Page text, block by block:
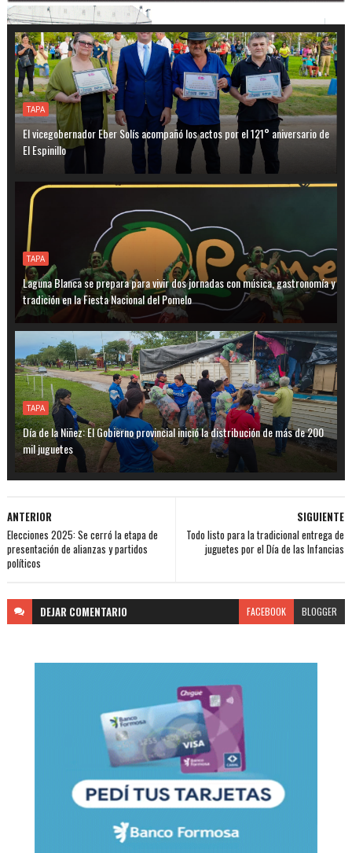
TAPA
El vicegobernador Eber Solís acompañó los actos por el 121° aniversario de
El Espinillo
TAPA
Laguna Blanca se prepara para vivir dos jornadas con música, gastronomía y
tradición en la Fiesta Nacional del Pomelo
TAPA
Día de la Niñez: El Gobierno provincial inició la distribución de más de 200
mil juguetes
SIGUIENTE
Todo listo para la tradicional entrega de
juguetes por el Día de las Infancias
ANTERIOR
Elecciones 2025: Se cerró la etapa de
presentación de alianzas y partidos
políticos
DEJAR COMENTARIO FACEBOOK BLOGGER